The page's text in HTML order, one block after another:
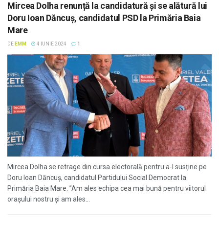
Mircea Dolha renunță la candidatură și se alătură lui
Doru Ioan Dăncuș, candidatul PSD la Primăria Baia
Mare
DE EMM 4 IUNIE 2024 1
Mircea Dolha se retrage din cursa electorală pentru a-l susține pe
Doru Ioan Dăncuș, candidatul Partidului Social Democrat la
Primăria Baia Mare. ”Am ales echipa cea mai bună pentru viitorul
orașului nostru și am ales...